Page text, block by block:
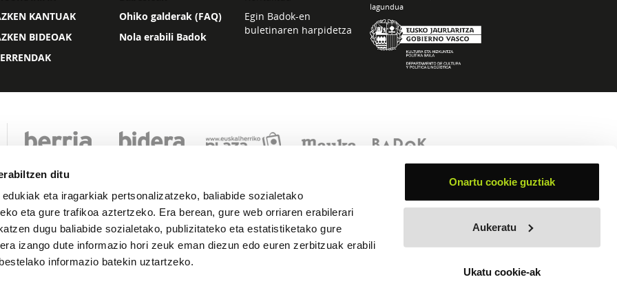
ditu
eta iragarkiak pertsonalizatzeko, baliabide sozialetako
eta gure trafikoa aztertzeko. Era berean, gure web orriaren erabilerari
dugu baliabide sozialetako, publizitateko eta estatistiketako gure
izango dute informazio hori zeuk eman diezun edo euren zerbitzuak erabili
informazio batekin uztartzeko.
Onartu cookie guztiak
Aukeratu
Ukatu cookie-ak
KANTUAK
BIDEOAK
Ohiko galderak (FAQ)
Nola erabili Badok
Egin Badok-en
buletinaren harpidetza
lagundua
Lege oharra Pribatutasuna Cookie politika